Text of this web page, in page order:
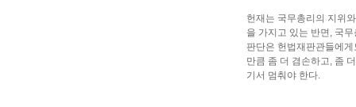
헌재는 국무총리의 지위
을 가지고 있는 반면, 국
판단은 헌법재판관들에
만큼 좀 더 겸손하고, 좀
기서 멈춰야 한다.